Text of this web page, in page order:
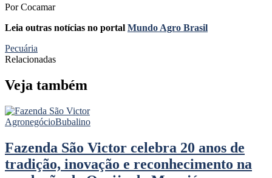
Por Cocamar
Leia outras notícias no portal Mundo Agro Brasil
Pecuária
Relacionadas
Veja também
AgronegócioBubalino
Fazenda São Victor celebra 20 anos de
tradição, inovação e reconhecimento na